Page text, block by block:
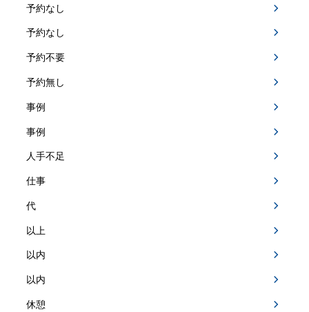
予約なし
予約なし
予約不要
予約無し
事例
事例
人手不足
仕事
代
以上
以内
以内
休憩